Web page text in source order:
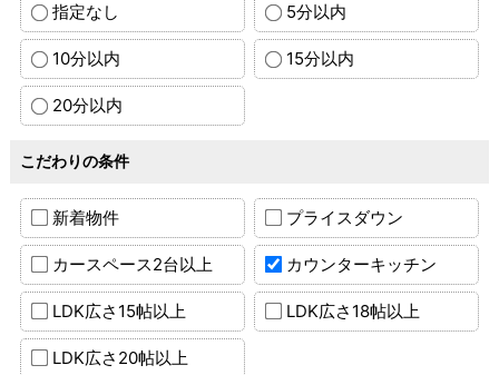
指定なし 5分以内
10分以内 15分以内
20分以内
こだわりの条件
新着物件 プライスダウン
カースペース2台以上 カウンターキッチン
LDK広さ15帖以上 LDK広さ18帖以上
LDK広さ20帖以上